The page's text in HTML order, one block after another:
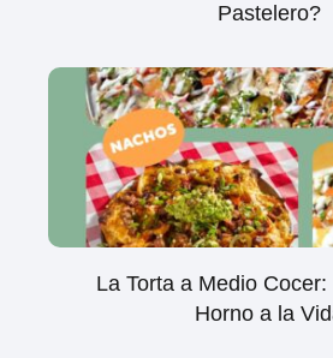
Pastelero?
La Torta a Medio Cocer:
Horno a la